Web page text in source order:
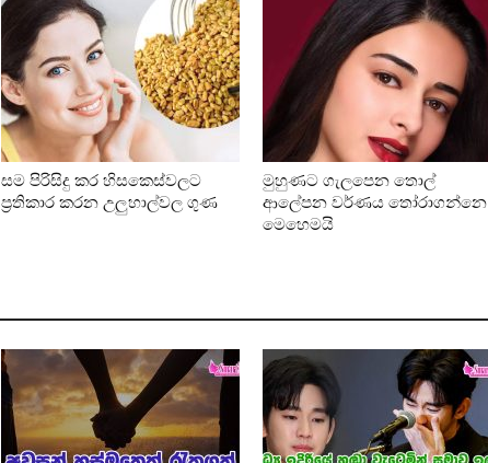
සම පිරිසිදු කර හිසකෙස්වලට
ප්‍රතිකාර කරන උලුහාල්වල ගුණ
මුහුණට ගැලපෙන තොල්
ආලේපන වර්ණය තෝරාගන්නෙ
මෙහෙමයි